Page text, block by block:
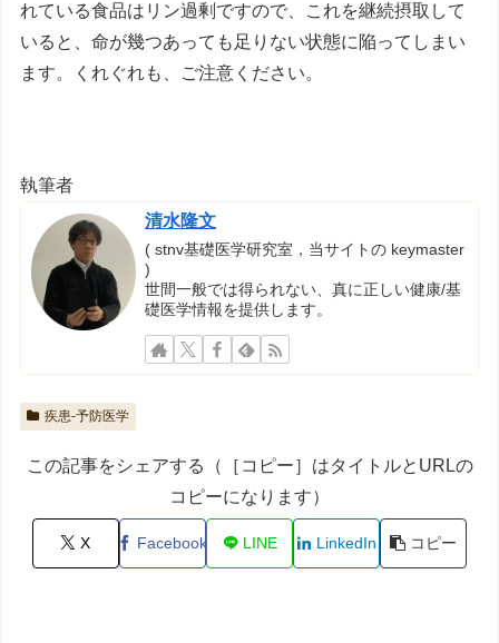
れている食品はリン過剰ですので、これを継続摂取して
いると、命が幾つあっても足りない状態に陥ってしまい
ます。くれぐれも、ご注意ください。
執筆者
清水隆文
( stnv基礎医学研究室，当サイトの keymaster
)
世間一般では得られない、真に正しい健康/基
礎医学情報を提供します。
疾患-予防医学
この記事をシェアする（［コピー］はタイトルとURLの
コピーになります）
X Facebook LINE LinkedIn コピー